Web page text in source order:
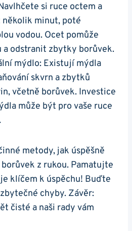
si ruce octem a
minut, poté
vodou. Ocet pomůže
a odstranit zbytky borůvek.
mýdlo: Existují mýdla
skvrn a zbytků
včetně borůvek. Investice
může být pro vaše ruce
metody, jak úspěšně
z rukou. Pamatujte
klíčem k úspěchu! Buďte
chyby. Závěr:
čisté a naši rady vám